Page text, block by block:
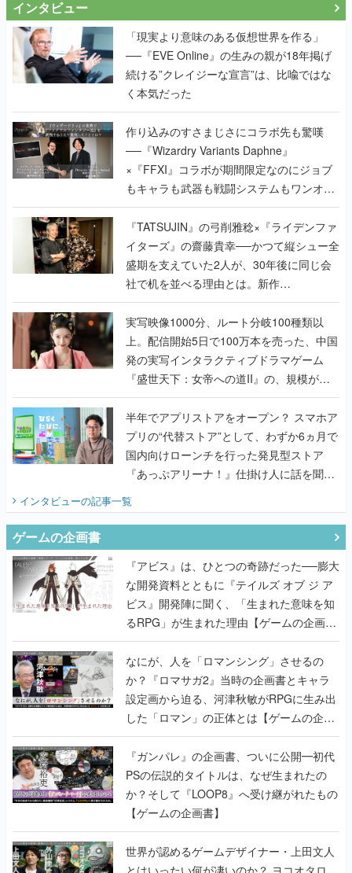
く本気だった
作り込みのすさまじさにコラボ先も驚嘆
──『Wizardry Variants Daphne』
×『FFXI』コラボが期間限定なのにジョブ
もキャラも武器も戦闘システムもワンオフ
で作り込まれた理由を両ディレクターに聞
く
『TATSUJIN』の弓削雅稔×『ライデンファ
イターズ』の齋藤貴幸──かつて縦シュー全
盛期を支えていた2人が、30年後に同じ会
社で机を並べる理由とは。新作
『TATSUJIN EXTREME』で初タッグを組
んだレジェンド2人に訊く開発秘話
実写映像1000分、ルート分岐100種類以
上。配信開始5日で100万本を売った、中国
発の実写インタラクティブドラマゲーム
『盛世天下：女帝への道II』の、規模が違
うこだわりをプロデューサーに聞いた
半年でアプリストアをオープン？ スマホア
プリの“代替ストア”として、わずか6ヵ月で
国内向けローンチを行った発見型ストア
『あっぷアリーナ！』仕掛け人に話を聞い
てみた
インタビューの記事一覧
『アビス』は、ひとつの奇跡だった──膨大
な開発資料とともに『テイルズ オブ ジ ア
るRPG」が生まれた理由【ゲームの企画
書】
なにが、人を「ロマンシング」させるの
か？『ロマサガ2』当時の企画書とキャラ
設定画から迫る、河津秋敏がRPGに生み出
した「ロマン」の正体とは【ゲームの企画
書】
『ガンパレ』の企画書、ついに公開━初代
PSの伝説的タイトルは、なぜ生まれたの
か？そして『LOOP8』へ受け継がれたもの
【ゲームの企画書】
世界が認めるゲームデザイナー・上田文人
とはいったい何が凄いのか？ ヨコオタロ
ウ・外山圭一郎らと共に『ICO』に込めら
れたこだわりを語り尽くす！【ゲームの企
画書】